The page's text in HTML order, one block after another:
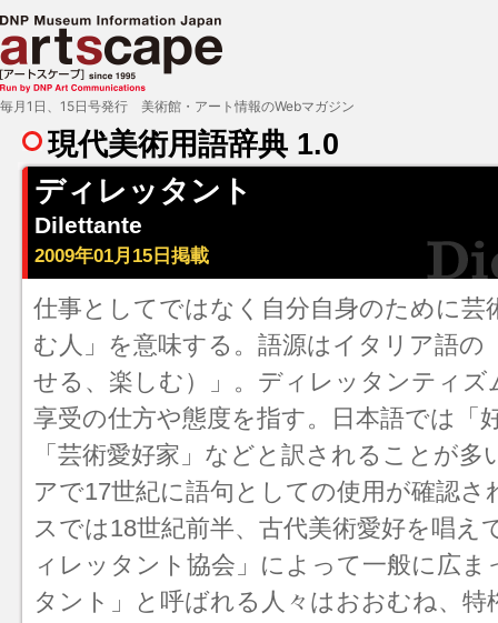
現代美術用語辞典 1.0
ディレッタント
Dilettante
2009年01月15日掲載
仕事としてではなく自分自身のために芸
む人」を意味する。語源はイタリア語の
せる、楽しむ）」。ディレッタンティ
享受の仕方や態度を指す。日本語では「
「芸術愛好家」などと訳されることが
アで17世紀に語句としての使用が確認
スでは18世紀前半、古代美術愛好を唱え
ィレッタント協会」によって一般に広
タント」と呼ばれる人々はおおむね、特
毎月1日、15日号発行 美術館・アート情報のWebマガジン